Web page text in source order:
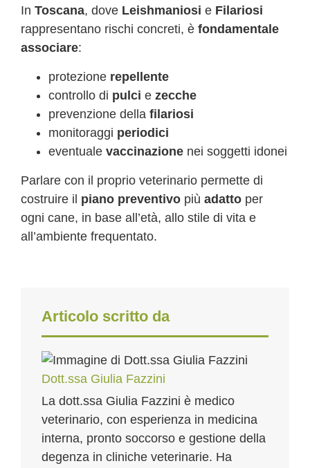
In Toscana, dove Leishmaniosi e Filariosi
rappresentano rischi concreti, è fondamentale
associare:
protezione repellente
controllo di pulci e zecche
prevenzione della filariosi
monitoraggi periodici
eventuale vaccinazione nei soggetti idonei
Parlare con il proprio veterinario permette di
costruire il piano preventivo più adatto per
ogni cane, in base all’età, allo stile di vita e
all’ambiente frequentato.
Articolo scritto da
Dott.ssa Giulia Fazzini
La dott.ssa Giulia Fazzini è medico
veterinario, con esperienza in medicina
interna, pronto soccorso e gestione della
degenza in cliniche veterinarie. Ha